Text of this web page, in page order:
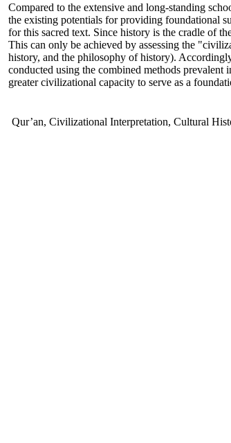
Compared to the extensive and long-standing
the existing potentials for providing foundational
for this sacred text. Since history is the cradle of
This can only be achieved by assessing the
history, and the philosophy of history).
conducted using the combined methods
greater civilizational capacity to serve as a
Qur’an, Civilizational Interpretation, Cultural